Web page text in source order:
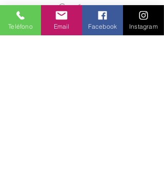
Contáctanos
Teléfono Email Facebook Instagram